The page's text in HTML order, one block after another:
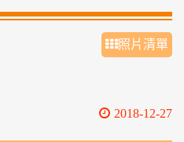
照片清單
2018-12-27